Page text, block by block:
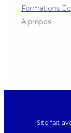
Formations
À propos
Site fait